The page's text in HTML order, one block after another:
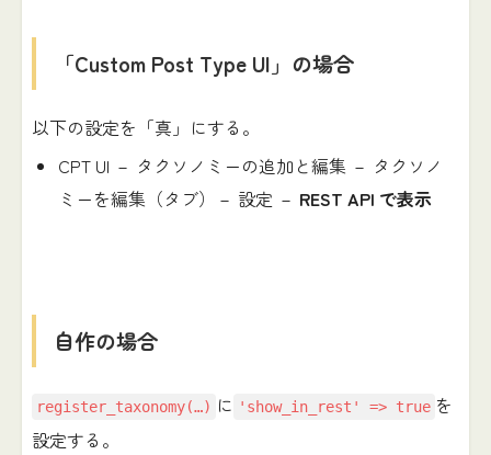
「Custom Post Type UI」の場合
以下の設定を「真」にする。
CPT UI － タクソノミーの追加と編集 － タクソノ
ミーを編集（タブ）－ 設定 － REST API で表示
自作の場合
register_taxonomy(…) に 'show_in_rest' => true を
設定する。